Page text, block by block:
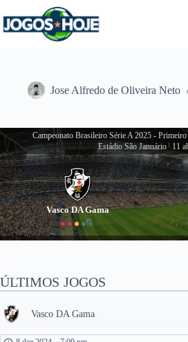
para
o
Jose Alfredo de Oliveira Neto
Campeonato Brasileiro Série A 2025 -
Estádio São Januário
11
Vasco DA Gama
ÚLTIMOS JOGOS
Vasco DA Gama